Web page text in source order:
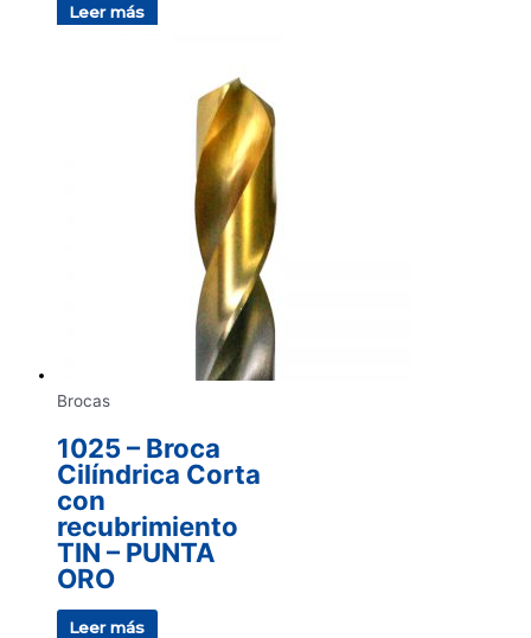
Leer más
Brocas
1025 – Broca
Cilíndrica Corta
con
recubrimiento
TIN – PUNTA
ORO
Leer más